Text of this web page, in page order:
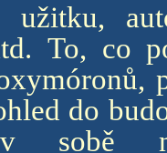
užitku,
To, co
do
sobě